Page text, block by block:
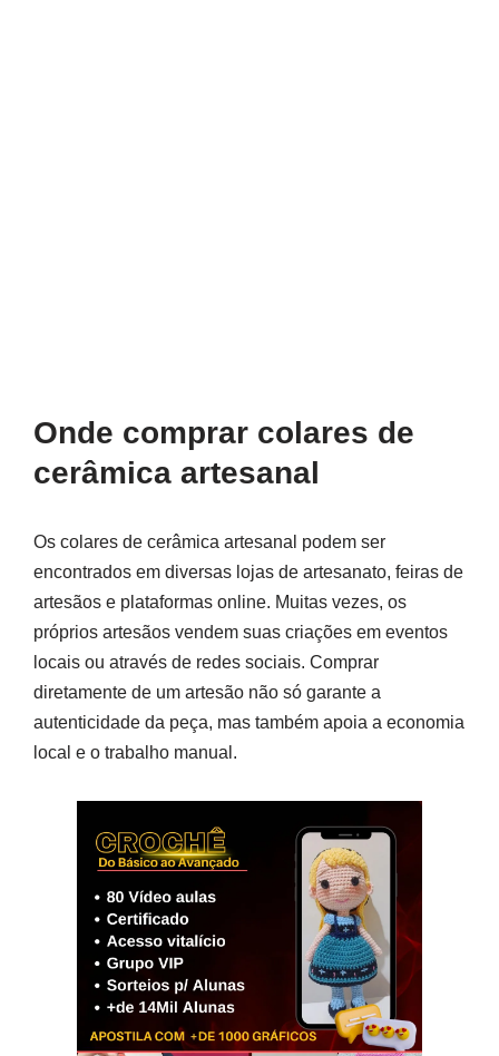
Onde comprar colares de
cerâmica artesanal
Os colares de cerâmica artesanal podem ser
encontrados em diversas lojas de artesanato, feiras de
artesãos e plataformas online. Muitas vezes, os
próprios artesãos vendem suas criações em eventos
locais ou através de redes sociais. Comprar
diretamente de um artesão não só garante a
autenticidade da peça, mas também apoia a economia
local e o trabalho manual.